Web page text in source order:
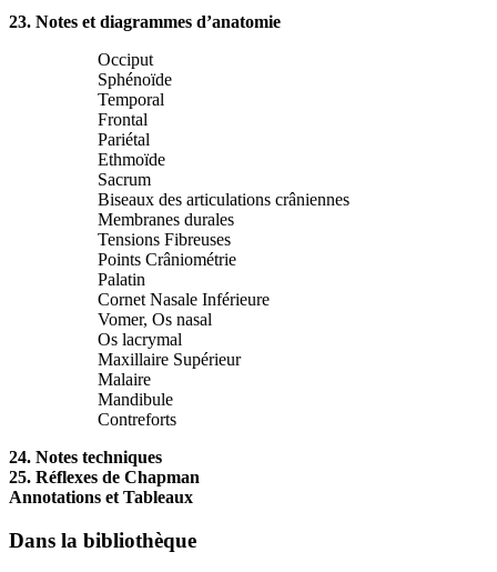
23. Notes et diagrammes d’anatomie
Occiput
Sphénoïde
Temporal
Frontal
Pariétal
Ethmoïde
Sacrum
Biseaux des articulations crâniennes
Membranes durales
Tensions Fibreuses
Points Crâniométrie
Palatin
Cornet Nasale Inférieure
Vomer, Os nasal
Os lacrymal
Maxillaire Supérieur
Malaire
Mandibule
Contreforts
24. Notes techniques
25. Réflexes de Chapman
Annotations et Tableaux
Dans la bibliothèque